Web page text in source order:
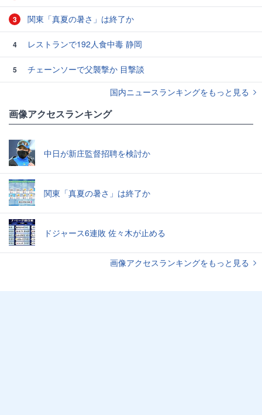
3 関東「真夏の暑さ」は終了か
4 レストランで192人食中毒 静岡
5
チェーンソーで父襲撃か 目撃談
国内ニュースランキングをもっと見る
画像アクセスランキング
中日が新庄監督招聘を検討か
関東「真夏の暑さ」は終了か
ドジャース6連敗 佐々木が止める
画像アクセスランキングをもっと見る